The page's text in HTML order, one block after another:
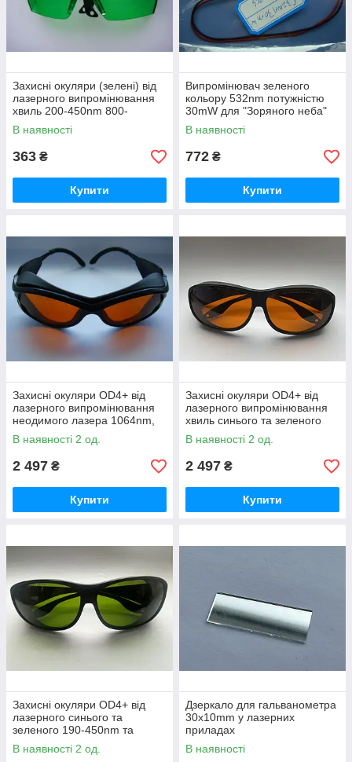
Захисні окуляри (зелені) від
лазерного випромінювання
хвиль 200-450nm 800-
2000nm 405nm 445nm
В наявності
363 ₴
Купити
Випромінювач зеленого
кольору 532nm потужністю
30mW для "Зоряного неба"
В наявності
772 ₴
Купити
Захисні окуляри OD4+ від
лазерного випромінювання
неодимого лазера 1064nm,
хвиль 190-550nm, 800-
1100nm
В наявності 2 од.
2 497 ₴
Купити
Захисні окуляри OD4+ від
лазерного випромінювання
хвиль синього та зеленого
190-550nm та
інфрачервоного 800-1100nm
В наявності 2 од.
2 497 ₴
Купити
Захисні окуляри OD4+ від
лазерного синього та
зеленого 190-450nm та
інфрачервоного 800-1700nm
випромінювання
В наявності 2 од.
Дзеркало для гальванометра
30x10mm у лазерних
приладах
В наявності